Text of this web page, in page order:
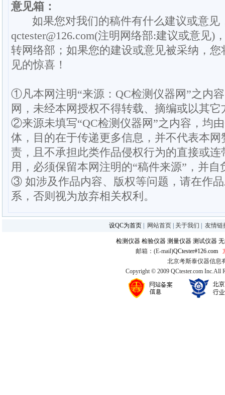
意见箱：
如果您对我们的稿件有什么建议或意见
qctester@126.com(注明网络部:建议或意见)
转网络部；如果您的建设或意见被采纳，
见的惊喜！
①凡本网注明“来源：QC检测仪器网”之内
网，未经本网授权不得转载、摘编或以其它
②来源未填写“QC检测仪器网”之内容，均
体，目的在于传递更多信息，并不代表本
责，且不承担此类作品侵权行为的直接或
用，必须保留本网注明的“稿件来源”，并
③ 如涉及作品内容、版权等问题，请在作
系，否则视为放弃相关权利。
设QC为首页 网站首页 关于我们 友情链
检测仪器 检验仪器 测量仪器 测试仪器
邮箱：(E-mail)QCtester#126.com
北京考斯泰仪器信息
Copyright © 2009 QCtester.com Inc.All